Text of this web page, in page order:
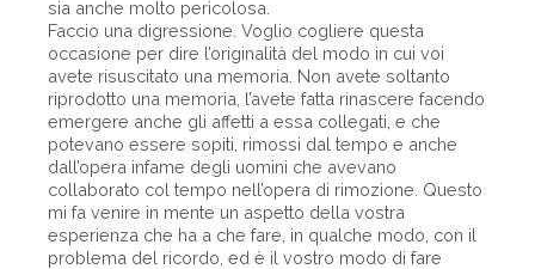
sia anche molto pericolosa.
Faccio una digressione. Voglio cogliere questa
occasione per dire l’originalità del modo in cui voi
avete risuscitato una memoria. Non avete soltanto
riprodotto una memoria, l’avete fatta rinascere facendo
emergere anche gli affetti a essa collegati, e che
potevano essere sopiti, rimossi dal tempo e anche
dall’opera infame degli uomini che avevano
collaborato col tempo nell’opera di rimozione. Questo
mi fa venire in mente un aspetto della vostra
esperienza che ha a che fare, in qualche modo, con il
problema del ricordo, ed è il vostro modo di fare